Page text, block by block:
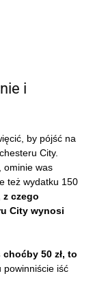
i
by pójść na
City.
ominie was
też wydatku 150
z czego
City wynosi
50 zł, to
powinniście iść